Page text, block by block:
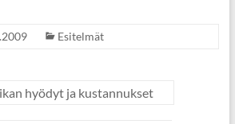
Esitelmät
hyödyt ja kustannukset